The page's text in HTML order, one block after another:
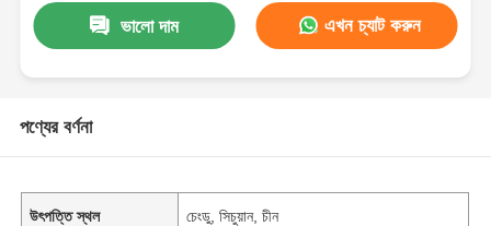
ভালো দাম এখন চ্যাট করুন
পণ্যের বর্ণনা
উৎপত্তি স্থল চেংডু, সিচুয়ান, চীন